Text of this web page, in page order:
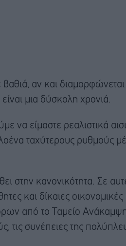
αν και
μια δύσκολη χρονιά.
να είμαστε ρεαλιστικά
ταχύτερους ρυθμούς
στην κανονικότητα. Σε
και δίκαιες οικονομικές
από το Ταμείο
τις συνέπειες της